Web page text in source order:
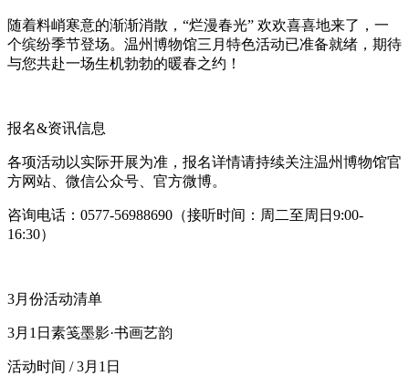
随着料峭寒意的渐渐消散，“烂漫春光” 欢欢喜喜地来了，一
个缤纷季节登场。温州博物馆三月特色活动已准备就绪，期待
与您共赴一场生机勃勃的暖春之约！
报名&资讯信息
各项活动以实际开展为准，报名详情请持续关注温州博物馆官
方网站、微信公众号、官方微博。
咨询电话：0577-56988690（接听时间：周二至周日9:00-
16:30）
3月份活动清单
3月1日素笺墨影·书画艺韵
活动时间 / 3月1日